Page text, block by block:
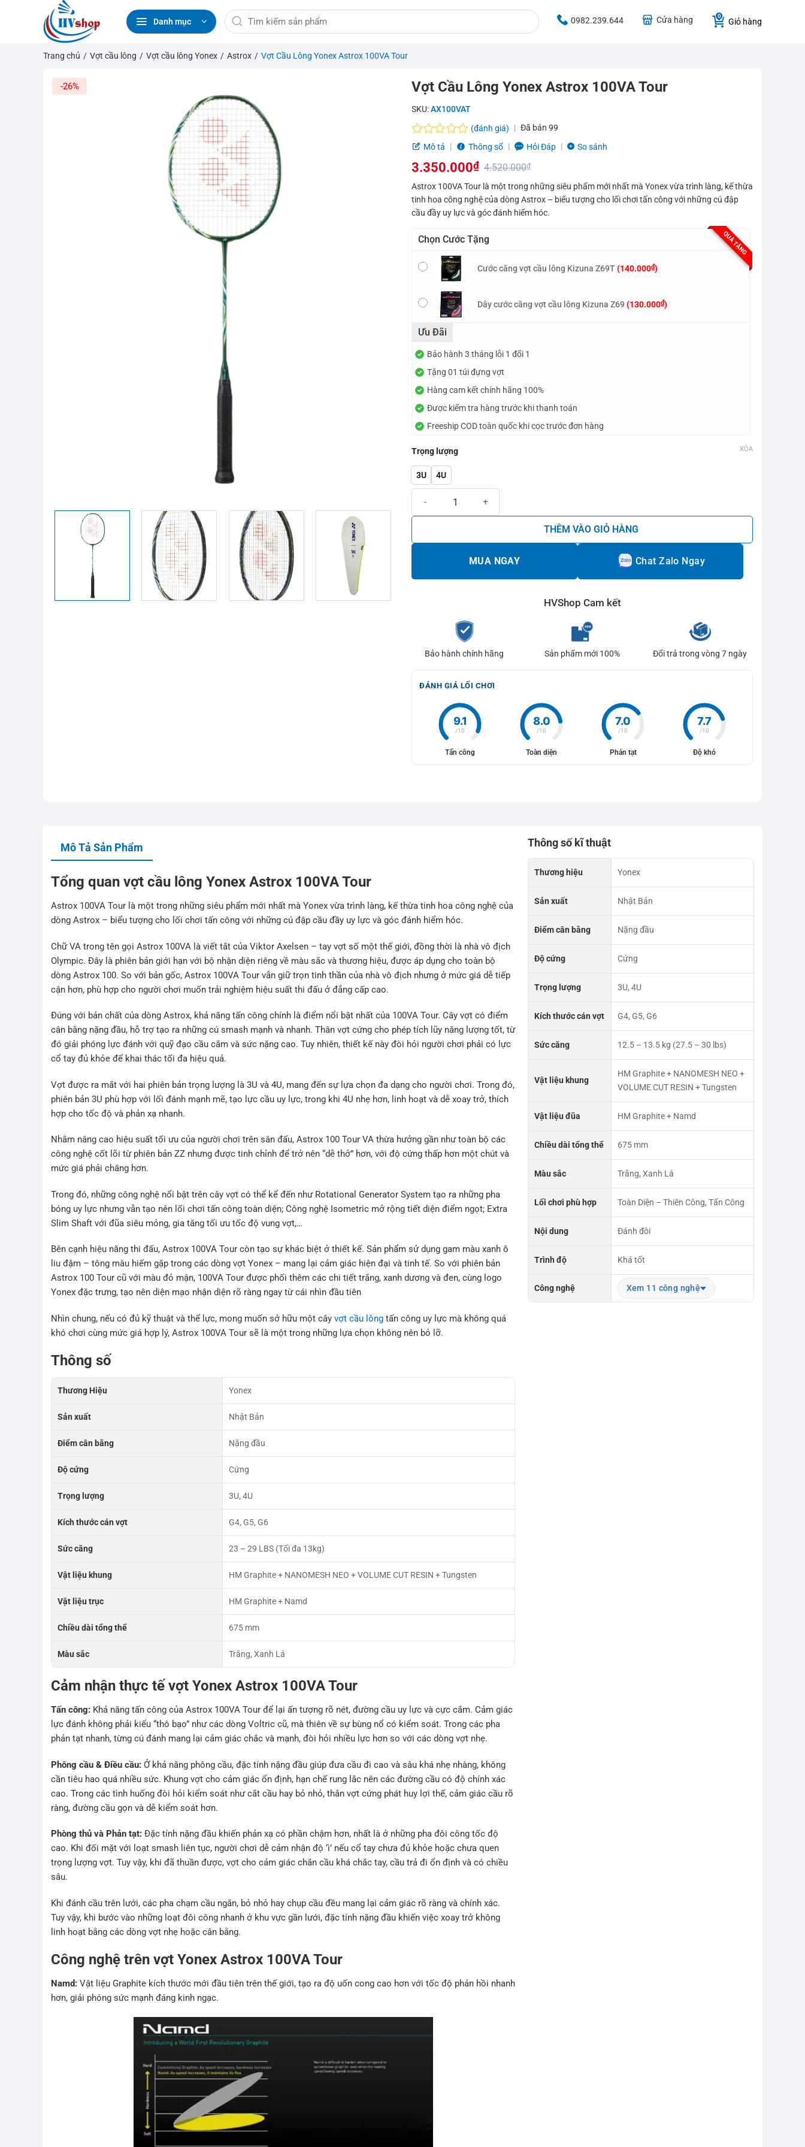
Danh mục
Tìm
kiếm:
0982.239.644 Cửa hàng Giỏ hàng
Trang chủ / Vợt cầu lông / Vợt cầu lông Yonex / Astrox / Vợt Cầu Lông Yonex Astrox 100VA Tour
-26% Vợt Cầu Lông Yonex Astrox 100VA Tour
SKU:AX100VAT
Được
hạng
5
sao
(đánh giá) Đã bán99
Mô tả
Thông số Hỏi Đáp So sánh
4.520.000₫
Giá
gốc
4.520.000₫.
3.350.000₫
Giá
hiện
là:
3.350.000₫.
Astrox 100VA Tour là một trong những siêu phẩm mới nhất mà Yonex vừa trình làng, kế thừa
tinh hoa công nghệ của dòng Astrox – biểu tượng cho lối chơi tấn công với những cú đập
cầu đầy uy lực và góc đánh hiểm hóc.
QUÀ TẶNG
Chọn Cước Tặng
Cước căng vợt cầu lông Kizuna Z69T(140.000₫)
Dây cước căng vợt cầu lông Kizuna Z69 (130.000₫)
Ưu Đãi
Bảo hành 3 tháng lỗi 1 đổi 1
Tặng 01 túi đựng vợt
Hàng cam kết chính hãng 100%
Được kiểm tra hàng trước khi thanh toán
Freeship COD toàn quốc khi cọc trước đơn hàng
Trọng lượng
3U 4U
XÓA
THÊM VÀO GIỎ HÀNG
MUA NGAY Chat Zalo Ngay
HVShop Cam kết
Bảo hành chính hãng Sản phẩm mới 100% Đổi trả trong vòng 7 ngày
ĐÁNH GIÁ LỐI CHƠI
9.1
/10
Tấn công
8.0
/10
Toàn diện
7.0
/10
Phản tạt
7.7
/10
Độ khó
Mô Tả Sản Phẩm
Tổng quan vợt cầu lông Yonex Astrox 100VA Tour
Astrox 100VA Tour là một trong những siêu phẩm mới nhất mà Yonex vừa trình làng, kế thừa tinh hoa công nghệ của
dòng Astrox – biểu tượng cho lối chơi tấn công với những cú đập cầu đầy uy lực và góc đánh hiểm hóc.
Chữ VA trong tên gọi Astrox 100VA là viết tắt của Viktor Axelsen – tay vợt số một thế giới, đồng thời là nhà vô địch
Olympic. Đây là phiên bản giới hạn với bộ nhận diện riêng về màu sắc và thương hiệu, được áp dụng cho toàn bộ
dòng Astrox 100. So với bản gốc, Astrox 100VA Tour vẫn giữ trọn tinh thần của nhà vô địch nhưng ở mức giá dễ tiếp
cận hơn, phù hợp cho người chơi muốn trải nghiệm hiệu suất thi đấu ở đẳng cấp cao.
Đúng với bản chất của dòng Astrox, khả năng tấn công chính là điểm nổi bật nhất của 100VA Tour. Cây vợt có điểm
cân bằng nặng đầu, hỗ trợ tạo ra những cú smash mạnh và nhanh. Thân vợt cứng cho phép tích lũy năng lượng tốt, từ
đó giải phóng lực đánh với quỹ đạo cầu cắm và sức nặng cao. Tuy nhiên, thiết kế này đòi hỏi người chơi phải có lực
cổ tay đủ khỏe để khai thác tối đa hiệu quả.
Vợt được ra mắt với hai phiên bản trọng lượng là 3U và 4U, mang đến sự lựa chọn đa dạng cho người chơi. Trong đó,
phiên bản 3U phù hợp với lối đánh mạnh mẽ, tạo lực cầu uy lực, trong khi 4U nhẹ hơn, linh hoạt và dễ xoay trở, thích
hợp cho tốc độ và phản xạ nhanh.
Nhằm nâng cao hiệu suất tối ưu của người chơi trên sân đấu, Astrox 100 Tour VA thừa hưởng gần như toàn bộ các
công nghệ cốt lõi từ phiên bản ZZ nhưng được tinh chỉnh để trở nên “dễ thở” hơn, với độ cứng thấp hơn một chút và
mức giá phải chăng hơn.
Trong đó, những công nghệ nổi bật trên cây vợt có thể kể đến như Rotational Generator System tạo ra những pha
bóng uy lực nhưng vẫn tạo nên lối chơi tấn công toàn diện; Công nghệ Isometric mở rộng tiết diện điểm ngọt; Extra
Slim Shaft với đũa siêu mỏng, gia tăng tối ưu tốc độ vung vợt,…
Bên cạnh hiệu năng thi đấu, Astrox 100VA Tour còn tạo sự khác biệt ở thiết kế. Sản phẩm sử dụng gam màu xanh ô
liu đậm – tông màu hiếm gặp trong các dòng vợt Yonex – mang lại cảm giác hiện đại và tinh tế. So với phiên bản
Astrox 100 Tour cũ với màu đỏ mận, 100VA Tour được phối thêm các chi tiết trắng, xanh dương và đen, cùng logo
Yonex đặc trưng, tạo nên diện mạo nhận diện rõ ràng ngay từ cái nhìn đầu tiên
Nhìn chung, nếu có đủ kỹ thuật và thể lực, mong muốn sở hữu một câyvợt cầu lông tấn công uy lực mà không quá
khó chơi cùng mức giá hợp lý, Astrox 100VA Tour sẽ là một trong những lựa chọn không nên bỏ lỡ.
Thông số
Thương Hiệu Yonex
Sản xuất Nhật Bản
Điểm cân bằng Nặng đầu
Độ cứng Cứng
Trọng lượng 3U, 4U
Kích thước cán vợt G4, G5, G6
Sức căng 23 – 29 LBS (Tối đa 13kg)
Vật liệu khung HM Graphite + NANOMESH NEO + VOLUME CUT RESIN + Tungsten
Vật liệu trục HM Graphite + Namd
Chiều dài tổng thể 675 mm
Màu sắc Trắng, Xanh Lá
Cảm nhận thực tế vợt Yonex Astrox 100VA Tour
Tấn công: Khả năng tấn công của Astrox 100VA Tour để lại ấn tượng rõ nét, đường cầu uy lực và cực cắm. Cảm giác
lực đánh không phải kiểu “thô bạo” như các dòng Voltric cũ, mà thiên về sự bùng nổ có kiểm soát. Trong các pha
phản tạt nhanh, từng cú đánh mang lại cảm giác chắc và mạnh, đòi hỏi nhiều lực hơn so với các dòng vợt nhẹ.
Phông cầu & Điều cầu: Ở khả năng phông cầu, đặc tính nặng đầu giúp đưa cầu đi cao và sâu khá nhẹ nhàng, không
cần tiêu hao quá nhiều sức. Khung vợt cho cảm giác ổn định, hạn chế rung lắc nên các đường cầu có độ chính xác
cao. Trong các tình huống đòi hỏi kiểm soát như cắt cầu hay bỏ nhỏ, thân vợt cứng phát huy lợi thế, cảm giác cầu rõ
ràng, đường cầu gọn và dễ kiểm soát hơn.
Phòng thủ và Phản tạt: Đặc tính nặng đầu khiến phản xạ có phần chậm hơn, nhất là ở những pha đôi công tốc độ
cao. Khi đối mặt với loạt smash liên tục, người chơi dễ cảm nhận độ ‘ì’ nếu cổ tay chưa đủ khỏe hoặc chưa quen
trọng lượng vợt. Tuy vậy, khi đã thuần được, vợt cho cảm giác chắn cầu khá chắc tay, cầu trả đi ổn định và có chiều
sâu.
Khi đánh cầu trên lưới, các pha chạm cầu ngắn, bỏ nhỏ hay chụp cầu đều mang lại cảm giác rõ ràng và chính xác.
Tuy vậy, khi bước vào những loạt đôi công nhanh ở khu vực gần lưới, đặc tính nặng đầu khiến việc xoay trở không
linh hoạt bằng các dòng vợt nhẹ hoặc cân bằng.
Công nghệ trên vợt Yonex Astrox 100VA Tour
Namd: Vật liệu Graphite kích thước mới đầu tiên trên thế giới, tạo ra độ uốn cong cao hơn với tốc độ phản hồi nhanh
hơn, giải phóng sức mạnh đáng kinh ngạc.
Thông số kĩ thuật
Thương hiệu Yonex
Sản xuất Nhật Bản
Điểm cân bằng Nặng đầu
Độ cứng Cứng
Trọng lượng 3U, 4U
Kích thước cán vợt G4, G5, G6
Sức căng 12.5 – 13.5 kg (27.5 – 30 lbs)
Vật liệu khung
HM Graphite + NANOMESH NEO +
VOLUME CUT RESIN + Tungsten
Vật liệu đũa HM Graphite + Namd
Chiều dài tổng thể 675 mm
Màu sắc Trắng, Xanh Lá
Lối chơi phù hợp Toàn Diện – Thiên Công, Tấn Công
Nội dung Đánh đôi
Trình độ Khá tốt
Công nghệ Xem 11 công nghệ